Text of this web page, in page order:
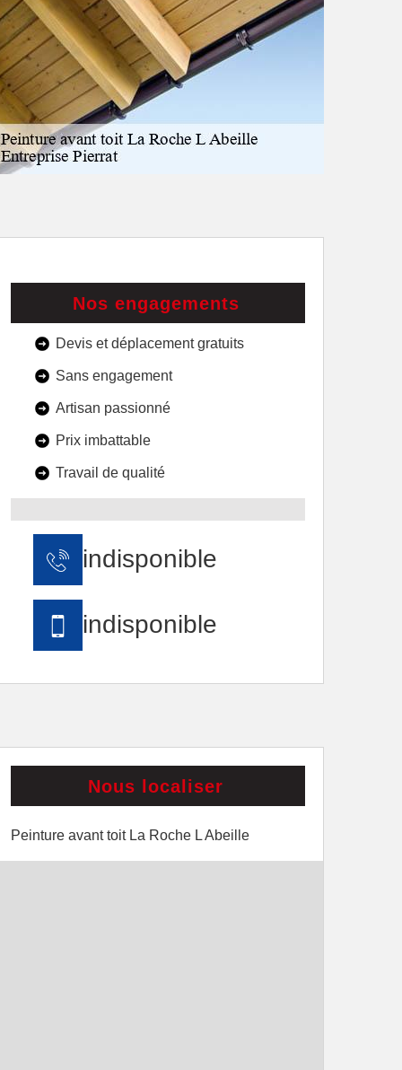
Nos engagements
Devis et déplacement gratuits
Sans engagement
Artisan passionné
Prix imbattable
Travail de qualité
indisponible
indisponible
Nous localiser
Peinture avant toit La Roche L Abeille